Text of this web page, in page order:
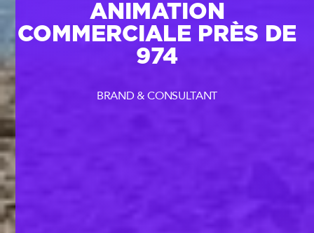
ANIMATION
COMMERCIALE PRÈS DE
974
BRAND & CONSULTANT